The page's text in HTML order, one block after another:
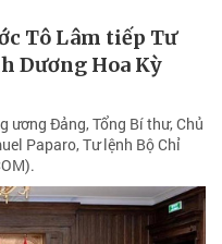
Tô Lâm tiếp Tư
Dương Hoa Kỳ
ương Đảng, Tổng Bí thư, Chủ
Paparo, Tư lệnh Bộ Chỉ